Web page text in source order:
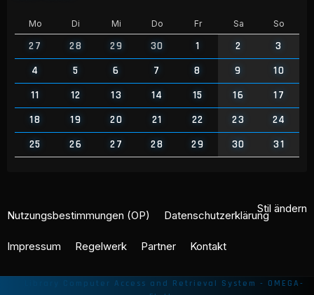
Mo Di Mi Do Fr Sa So
27 28 29 30 1 2
3
4
5 6 7 8 9
10
11
12 13 14 15 16
17
18
19 20 21 22 23
24
25
26 27 28 29 30 31
Stil ändern
Nutzungsbestimmungen (OP) Datenschutzerklärung
Impressum Regelwerk Partner Kontakt